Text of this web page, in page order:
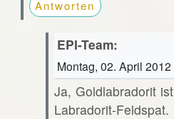
Antworten
EPI-Team:
Montag, 02. April 2012
Ja, Goldlabradorit
Labradorit-